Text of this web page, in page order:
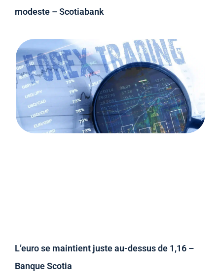
modeste – Scotiabank
L’euro se maintient juste au-dessus de 1,16 –
Banque Scotia